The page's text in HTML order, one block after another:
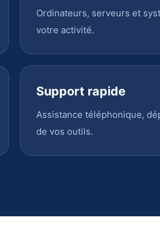
Ordinateurs, serveurs et
votre activité.
Support rapide
Assistance téléphonique,
de vos outils.